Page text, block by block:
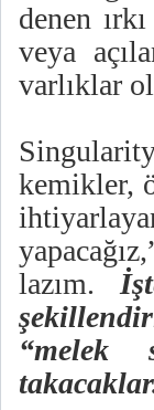
denen
veya
varlıklar
kemikler,
lazım.
“melek